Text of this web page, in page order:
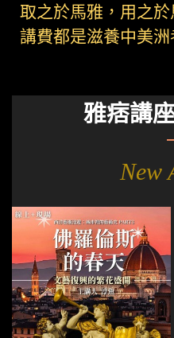
取之於馬雅，用之
講費都是滋養中美洲
雅痞講
New